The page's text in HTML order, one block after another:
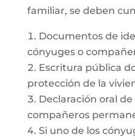
familiar, se deben
Documentos de
cónyuges o
Escritura pública
protección de la
Declaración oral
compañeros
Si uno de los